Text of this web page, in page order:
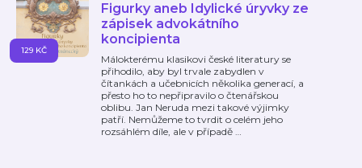
Figurky aneb Idylické úryvky ze
zápisek advokátního
koncipienta
Málokterému klasikovi české literatury se
přihodilo, aby byl trvale zabydlen v
čítankách a učebnicích několika generací, a
přesto ho to nepřipravilo o čtenářskou
oblibu. Jan Neruda mezi takové výjimky
patří. Nemůžeme to tvrdit o celém jeho
rozsáhlém díle, ale v případě …
129 KČ